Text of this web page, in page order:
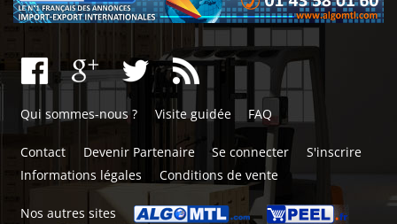
Qui sommes-nous ? Visite guidée FAQ
Contact Devenir Partenaire Se connecter
S'inscrire
Informations légales
Conditions de vente
Nos autres sites